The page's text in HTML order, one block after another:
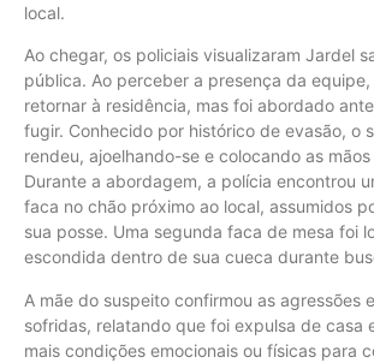
local.
Ao chegar, os policiais visualizaram Jardel
pública. Ao perceber a presença da
retornar à residência, mas foi abordado
fugir. Conhecido por histórico de evasão, o
rendeu, ajoelhando-se e colocando as
Durante a abordagem, a polícia encontrou
faca no chão próximo ao local, assumidos
sua posse. Uma segunda faca de mesa foi
escondida dentro de sua cueca durante
A mãe do suspeito confirmou as agressões
sofridas, relatando que foi expulsa de casa
mais condições emocionais ou físicas para